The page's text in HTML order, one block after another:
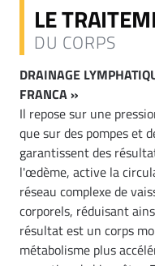
LE
DU CORPS
DRAINAGE
FRANCA »
Il repose sur une
que sur des pompes et
garantissent des
l'œdème, active la
réseau complexe de
corporels, réduisant
résultat est un corps
métabolisme plus